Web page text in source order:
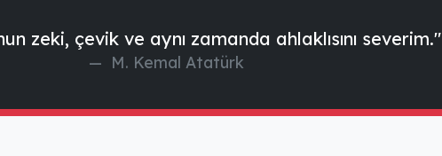
zeki, çevik ve aynı zamanda ahlaklısını severim."
M. Kemal Atatürk